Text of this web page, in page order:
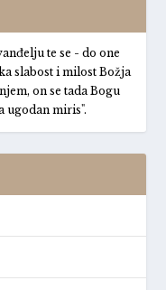
te se - do one
slabost i milost Božja
on se tada Bogu
ugodan miris".